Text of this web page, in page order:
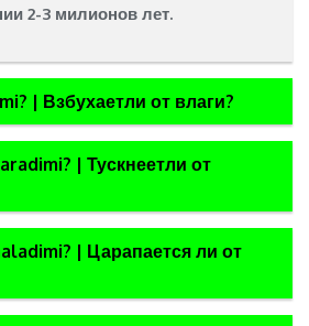
2-3 милионов лет.
| Взбухаетли от влаги?
| Тускнеетли от
| Царапается ли от